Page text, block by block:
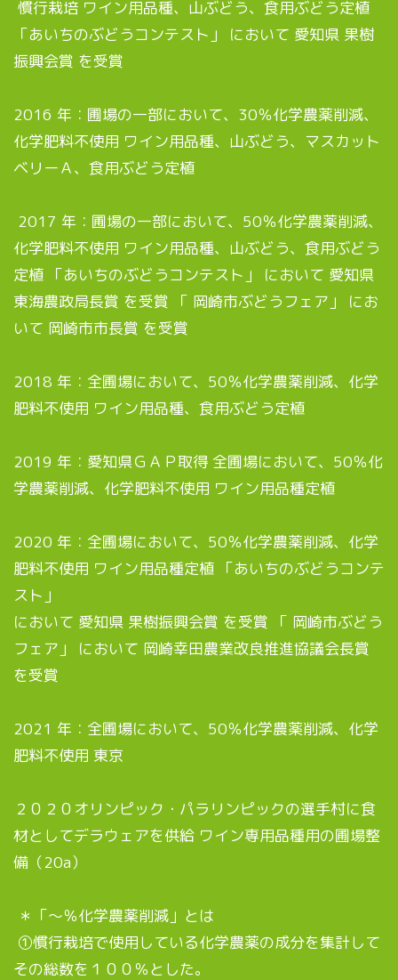
慣行栽培 ワイン用品種、山ぶどう、食用ぶどう定植
「あいちのぶどうコンテスト」 において 愛知県 果樹
振興会賞 を受賞
2016 年：圃場の一部において、30％化学農薬削減、
化学肥料不使用 ワイン用品種、山ぶどう、マスカット
ベリーＡ、食用ぶどう定植
2017 年：圃場の一部において、50％化学農薬削減、
化学肥料不使用 ワイン用品種、山ぶどう、食用ぶどう
定植 「あいちのぶどうコンテスト」 において 愛知県
東海農政局長賞 を受賞 「 岡崎市ぶどうフェア」 にお
いて 岡崎市市長賞 を受賞
2018 年：全圃場において、50％化学農薬削減、化学
肥料不使用 ワイン用品種、食用ぶどう定植
2019 年：愛知県ＧＡＰ取得 全圃場において、50％化
学農薬削減、化学肥料不使用 ワイン用品種定植
2020 年：全圃場において、50％化学農薬削減、化学
肥料不使用 ワイン用品種定植 「あいちのぶどうコンテ
スト」
において 愛知県 果樹振興会賞 を受賞 「 岡崎市ぶどう
フェア」 において 岡崎幸田農業改良推進協議会長賞
を受賞
2021 年：全圃場において、50％化学農薬削減、化学
肥料不使用 東京
２０２０オリンピック・パラリンピックの選手村に食
材としてデラウェアを供給 ワイン専用品種用の圃場整
備（20a）
＊「～％化学農薬削減」とは
①慣行栽培で使用している化学農薬の成分を集計して
その総数を１００％とした。